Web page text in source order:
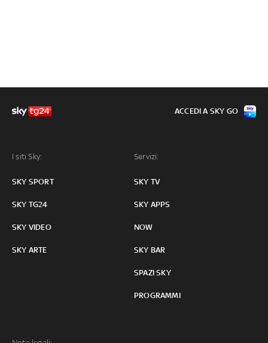
I siti Sky:
SKY SPORT
SKY TG24
SKY VIDEO
SKY ARTE
Servizi:
SKY TV
SKY APPS
NOW
SKY BAR
SPAZI SKY
PROGRAMMI
ACCEDI A SKY GO